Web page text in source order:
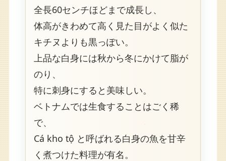
全長60センチほどまで成長し、
体高がきわめて高く見た目がよく似た
キチヌよりも黒っぽい。
上品な白身には秋から冬にかけて脂が
のり、
特に刺身にすると美味しい。
ベトナムでは生食することはごく稀
で、
Cá kho tộ と呼ばれる白身の魚を甘辛
く煮つけた料理が有名。